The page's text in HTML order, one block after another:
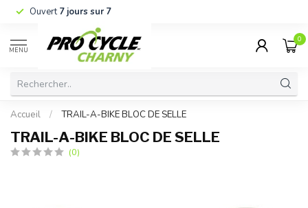
Ouvert7 jours sur 7
MENU
0
Accueil / TRAIL-A-BIKE BLOC DE SELLE
TRAIL-A-BIKE BLOC DE SELLE
(0)